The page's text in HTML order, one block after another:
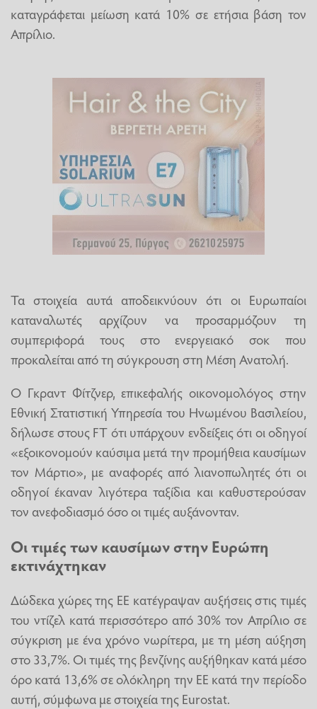
καταγράφεται μείωση κατά 10% σε ετήσια βάση τον
Απρίλιο.
Τα στοιχεία αυτά αποδεικνύουν ότι οι Ευρωπαίοι
καταναλωτές αρχίζουν να προσαρμόζουν τη
συμπεριφορά τους στο ενεργειακό σοκ που
προκαλείται από τη σύγκρουση στη Μέση Ανατολή.
Ο Γκραντ Φίτζνερ, επικεφαλής οικονομολόγος στην
Εθνική Στατιστική Υπηρεσία του Ηνωμένου Βασιλείου,
δήλωσε στους FT ότι υπάρχουν ενδείξεις ότι οι οδηγοί
«εξοικονομούν καύσιμα μετά την προμήθεια καυσίμων
τον Μάρτιο», με αναφορές από λιανοπωλητές ότι οι
οδηγοί έκαναν λιγότερα ταξίδια και καθυστερούσαν
τον ανεφοδιασμό όσο οι τιμές αυξάνονταν.
Οι τιμές των καυσίμων στην Ευρώπη
εκτινάχτηκαν
Δώδεκα χώρες της ΕΕ κατέγραψαν αυξήσεις στις τιμές
του ντίζελ κατά περισσότερο από 30% τον Απρίλιο σε
σύγκριση με ένα χρόνο νωρίτερα, με τη μέση αύξηση
στο 33,7%. Οι τιμές της βενζίνης αυξήθηκαν κατά μέσο
όρο κατά 13,6% σε ολόκληρη την ΕΕ κατά την περίοδο
αυτή, σύμφωνα με στοιχεία της Eurostat.